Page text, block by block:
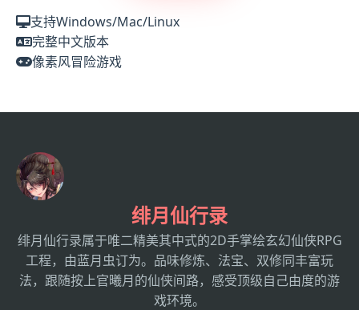
支持Windows/Mac/Linux
完整中文版本
像素风冒险游戏
绯月仙行录
绯月仙行录属于唯二精美其中式的2D手掌绘玄幻仙侠RPG
工程，由蓝月虫订为。品味修炼、法宝、双修同丰富玩
法，跟随按上官曦月的仙侠间路，感受顶级自己由度的游
戏环境。